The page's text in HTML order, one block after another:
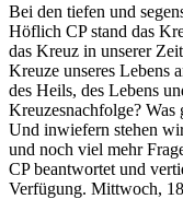
Bei den tiefen und
Höflich CP stand das
das Kreuz in unserer
Kreuze unseres Lebens
des Heils, des Lebens
Kreuzesnachfolge? Was
Und inwiefern stehen
und noch viel mehr
CP beantwortet und
Verfügung. Mittwoch,